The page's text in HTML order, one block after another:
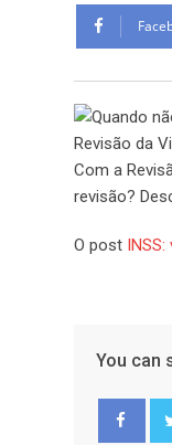
Com a
revisão?
O post
You can